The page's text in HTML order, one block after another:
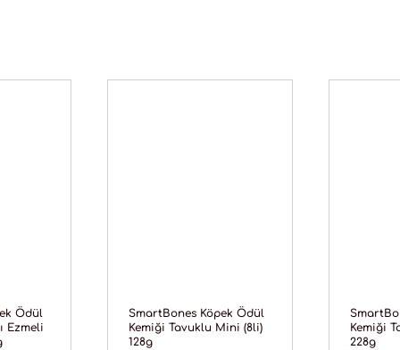
Ödül
Ezmeli
SmartBones Köpek Ödül
Kemiği Tavuklu Mini (8li)
128g
Kemiği
228g